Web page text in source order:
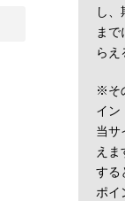
し
まで
らえ
※そ
イン
当サ
え
する
ポイ